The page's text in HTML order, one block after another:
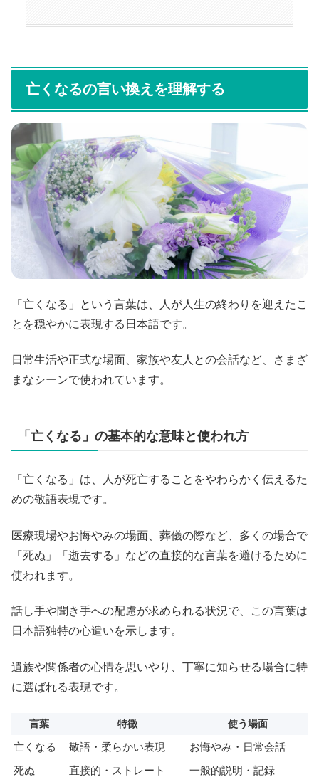
亡くなるの言い換えを理解する
「亡くなる」という言葉は、人が人生の終わりを迎えたこ
とを穏やかに表現する日本語です。
日常生活や正式な場面、家族や友人との会話など、さまざ
まなシーンで使われています。
「亡くなる」の基本的な意味と使われ方
「亡くなる」は、人が死亡することをやわらかく伝えるた
めの敬語表現です。
医療現場やお悔やみの場面、葬儀の際など、多くの場合で
「死ぬ」「逝去する」などの直接的な言葉を避けるために
使われます。
話し手や聞き手への配慮が求められる状況で、この言葉は
日本語独特の心遣いを示します。
遺族や関係者の心情を思いやり、丁寧に知らせる場合に特
に選ばれる表現です。
言葉 特徴 使う場面
亡くなる 敬語・柔らかい表現
お悔やみ・日常会話
死ぬ
直接的・ストレート 一般的説明・記録